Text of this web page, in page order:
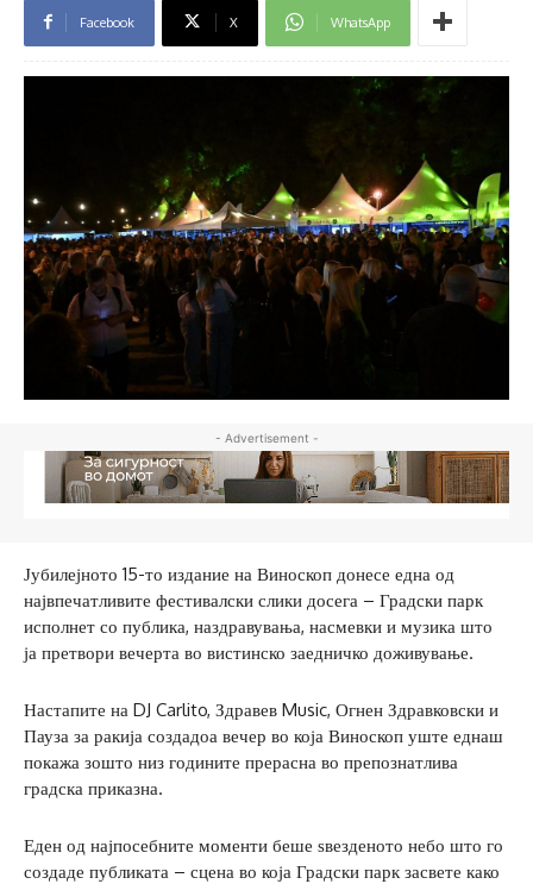
Facebook X WhatsApp
- Advertisement -
Јубилејното 15-то издание на Виноскоп донесе една од
највпечатливите фестивалски слики досега – Градски парк
исполнет со публика, наздравувања, насмевки и музика што
ја претвори вечерта во вистинско заедничко доживување.
Настапите на DJ Carlito, Здравев Music, Огнен Здравковски и
Пауза за ракија создадоа вечер во која Виноскоп уште еднаш
покажа зошто низ годините прерасна во препознатлива
градска приказна.
Еден од најпосебните моменти беше ѕвезденото небо што го
создаде публиката – сцена во која Градски парк засвете како